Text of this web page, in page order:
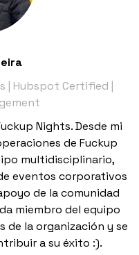
| Hubspot Certified |
Nights. Desde mi
de Fuckup
multidisciplinario,
eventos corporativos
de la comunidad
miembro del equipo
de la organización y se
a su éxito :).